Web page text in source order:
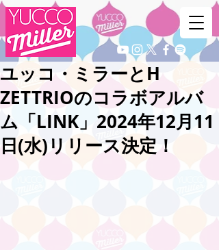
ユッコ・ミラーとH
ZETTRIOのコラボアルバ
ム「LINK」2024年12月11
日(水)リリース決定！